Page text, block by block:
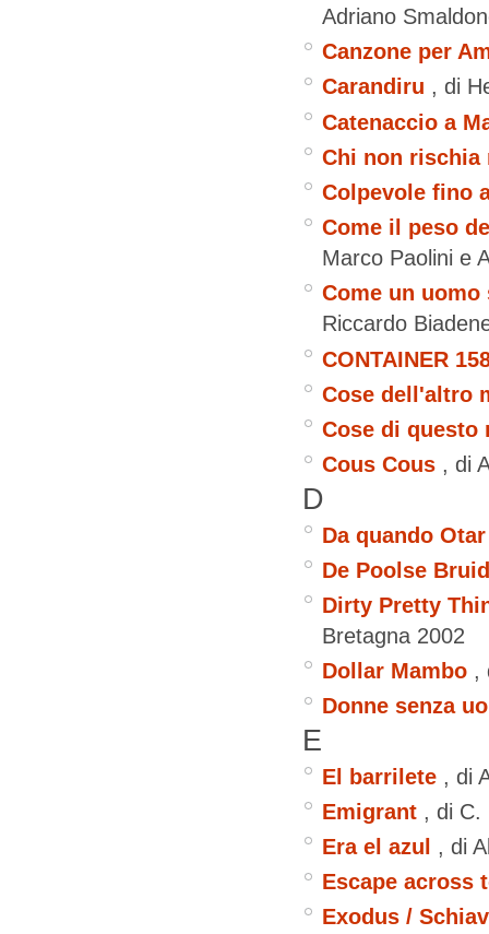
Adriano
Canzone per
Carandiru , di
Catenaccio a
Chi non rischia
Colpevole fino
Come il peso
Marco Paolini e
Come un
Riccardo
CONTAINER
Cose dell'altro
Cose di questo
Cous Cous , di
D
Da quando
De Poolse
Dirty Pretty
Bretagna 2002
Dollar Mambo ,
Donne senza
E
El barrilete , di
Emigrant , di C.
Era el azul
, di
Escape across
Exodus /